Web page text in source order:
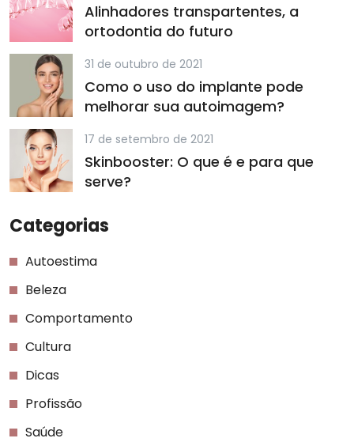
Alinhadores transpartentes, a
ortodontia do futuro
31 de outubro de 2021
Como o uso do implante pode
melhorar sua autoimagem?
17 de setembro de 2021
Skinbooster: O que é e para que
serve?
Categorias
Autoestima
Beleza
Comportamento
Cultura
Dicas
Profissão
Saúde